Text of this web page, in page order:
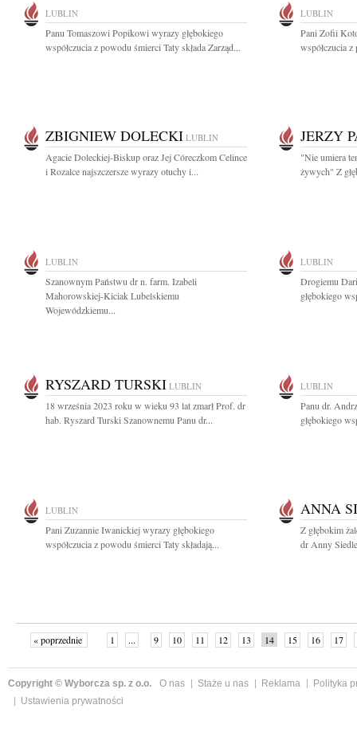
LUBLIN
Panu Tomaszowi Popikowi wyrazy głębokiego
współczucia z powodu śmierci Taty składa Zarząd...
LUBLIN
Pani Zofii
współczucia z
ZBIGNIEW DOLECKI LUBLIN
Agacie Doleckiej-Biskup oraz Jej Córeczkom Celince
i Rozalce najszczersze wyrazy otuchy i...
JERZY
"Nie umiera
żywych" Z
LUBLIN
Szanownym Państwu dr n. farm. Izabeli
Mahorowskiej-Kiciak Lubelskiemu
Wojewódzkiemu...
LUBLIN
Drogiemu
głębokiego
RYSZARD TURSKI LUBLIN
18 września 2023 roku w wieku 93 lat zmarł Prof. dr
hab. Ryszard Turski Szanownemu Panu dr...
LUBLIN
Panu dr.
głębokiego
LUBLIN
Pani Zuzannie Iwanickiej wyrazy głębokiego
współczucia z powodu śmierci Taty składają...
ANNA
Z głębokim
dr Anny
« poprzednie 1 ... 9 10 11 12 13 14 15 16 17
Copyright © Wyborcza sp. z o.o. O nas Staże u nas Reklama
Polityka
Ustawienia prywatności